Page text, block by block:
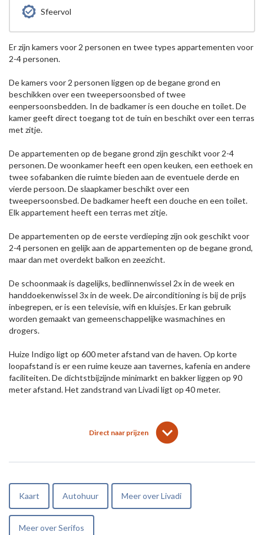
Sfeervol
Er zijn kamers voor 2 personen en twee types appartementen voor
2-4 personen.
De kamers voor 2 personen liggen op de begane grond en
beschikken over een tweepersoonsbed of twee
eenpersoonsbedden. In de badkamer is een douche en toilet. De
kamer geeft direct toegang tot de tuin en beschikt over een terras
met zitje.
De appartementen op de begane grond zijn geschikt voor 2-4
personen. De woonkamer heeft een open keuken, een eethoek en
twee sofabanken die ruimte bieden aan de eventuele derde en
vierde persoon. De slaapkamer beschikt over een
tweepersoonsbed. De badkamer heeft een douche en een toilet.
Elk appartement heeft een terras met zitje.
De appartementen op de eerste verdieping zijn ook geschikt voor
2-4 personen en gelijk aan de appartementen op de begane grond,
maar dan met overdekt balkon en zeezicht.
De schoonmaak is dagelijks, bedlinnenwissel 2x in de week en
handdoekenwissel 3x in de week. De airconditioning is bij de prijs
inbegrepen, er is een televisie, wifi en kluisjes. Er kan gebruik
worden gemaakt van gemeenschappelijke wasmachines en
drogers.
Huize Indigo ligt op 600 meter afstand van de haven. Op korte
loopafstand is er een ruime keuze aan tavernes, kafenia en andere
faciliteiten. De dichtstbijzijnde minimarkt en bakker liggen op 90
meter afstand. Het zandstrand van Livadi ligt op 40 meter.
Direct naar prijzen lens
keyboard_arrow_down
Kaart Autohuur Meer over Livadi
Meer over Serifos